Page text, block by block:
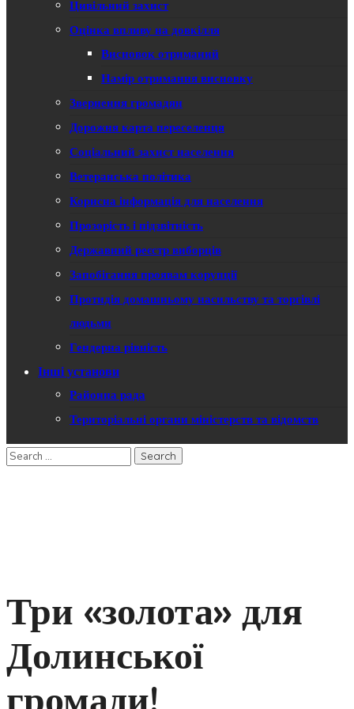
Цивільний захист
Оцінка впливу на довкілля
Висновок отриманий
Намір отримання висновку
Звернення громадян
Дорожня карта переселенця
Соціальний захист населення
Ветеранська політика
Корисна інформація для населення
Прозорість і підзвітність
Державний реєстр виборців
Запобігання проявам корупції
Протидія домашньому насильству та торгівлі
людьми
Гендерна рівність
Інші установи
Районна рада
Територіальні органи міністерств та відомств
Три «золота» для
Долинської
громади!